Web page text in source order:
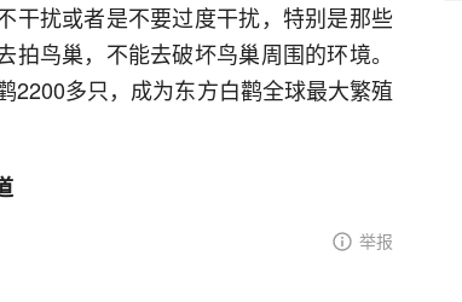
干扰或者是不要过度干扰，特别是那些
鸟巢，不能去破坏鸟巢周围的环境。
2200多只，成为东方白鹳全球最大繁殖
举报